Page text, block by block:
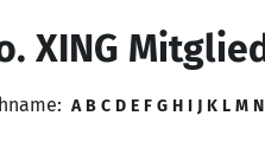
XING
A B C D E F G H I J K L M N